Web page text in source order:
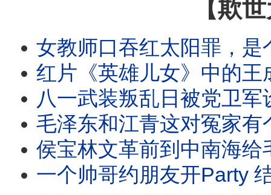
【欺
女教师口吞红太阳罪，是个什么罪？煤球工一个壮举，
红片《英雄儿女》中的王成被塑造成抗美援朝的英雄，但他原型是湘西悍匪，老毛援助金
八一武装叛乱日被党卫军设定为建军节，档次真够低。99年来，共军由小到大，由
毛泽东和江青这对冤家有个共同爱好：看片。但他俩兴趣爱好不同，因为有特权就各看各的，
侯宝林文革前到中南海给毛泽东说相声 把老毛逗得前仰后合 老侯以为自己能避祸 没想
一个帅哥约朋友开Party 结果被判S刑 因为毛泽东前一天S了 他们聚会时还摔碎